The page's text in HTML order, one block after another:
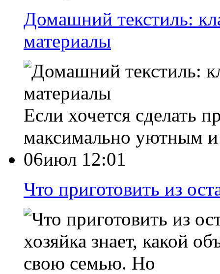
Домашний текстиль:
материалы
Если хочется сделать
максимально уютным
06июл 12:01
Что приготовить из
хозяйка знает, какой
свою семью. Но